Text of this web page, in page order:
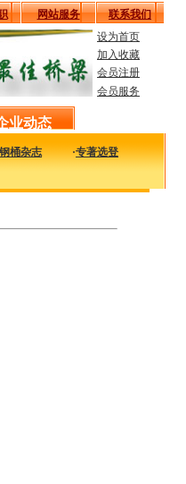
网站服务
联系我们
设为首页
加入收藏
会员注册
会员服务
业动态
钢桶杂志 ·专著选登
及设备信息，致力于解决您生产中的